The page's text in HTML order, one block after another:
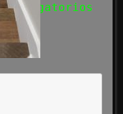
obligatorios